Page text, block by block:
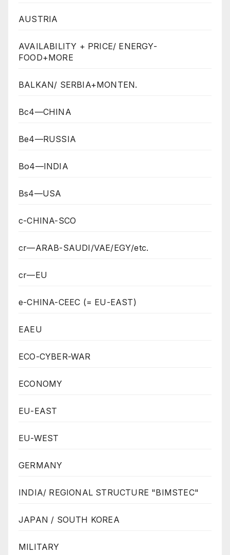
AUSTRIA
AVAILABILITY + PRICE/ ENERGY-
FOOD+MORE
BALKAN/ SERBIA+MONTEN.
Bc4—CHINA
Be4—RUSSIA
Bo4—INDIA
Bs4—USA
c-CHINA-SCO
cr—ARAB-SAUDI/VAE/EGY/etc.
cr—EU
e-CHINA-CEEC (= EU-EAST)
EAEU
ECO-CYBER-WAR
ECONOMY
EU-EAST
EU-WEST
GERMANY
INDIA/ REGIONAL STRUCTURE "BIMSTEC"
JAPAN / SOUTH KOREA
MILITARY